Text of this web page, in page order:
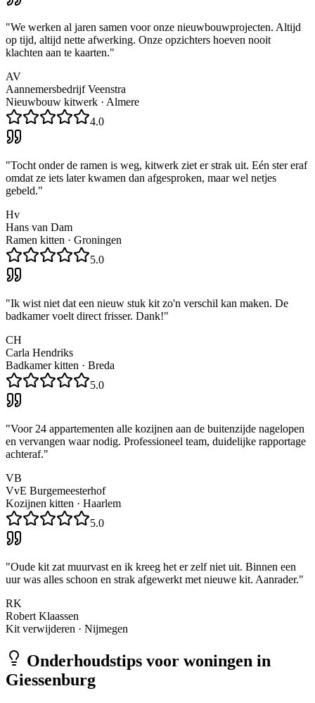
"We werken al jaren samen voor onze nieuwbouwprojecten. Altijd
op tijd, altijd nette afwerking. Onze opzichters hoeven nooit
klachten aan te kaarten."
AV
Aannemersbedrijf Veenstra
Nieuwbouw kitwerk · Almere
4.0
"Tocht onder de ramen is weg, kitwerk ziet er strak uit. Eén ster eraf
omdat ze iets later kwamen dan afgesproken, maar wel netjes
gebeld."
Hv
Hans van Dam
Ramen kitten · Groningen
5.0
"Ik wist niet dat een nieuw stuk kit zo'n verschil kan maken. De
badkamer voelt direct frisser. Dank!"
CH
Carla Hendriks
Badkamer kitten · Breda
5.0
"Voor 24 appartementen alle kozijnen aan de buitenzijde nagelopen
en vervangen waar nodig. Professioneel team, duidelijke rapportage
achteraf."
VB
VvE Burgemeesterhof
Kozijnen kitten · Haarlem
5.0
"Oude kit zat muurvast en ik kreeg het er zelf niet uit. Binnen een
uur was alles schoon en strak afgewerkt met nieuwe kit. Aanrader."
RK
Robert Klaassen
Kit verwijderen · Nijmegen
Onderhoudstips voor woningen in
Giessenburg